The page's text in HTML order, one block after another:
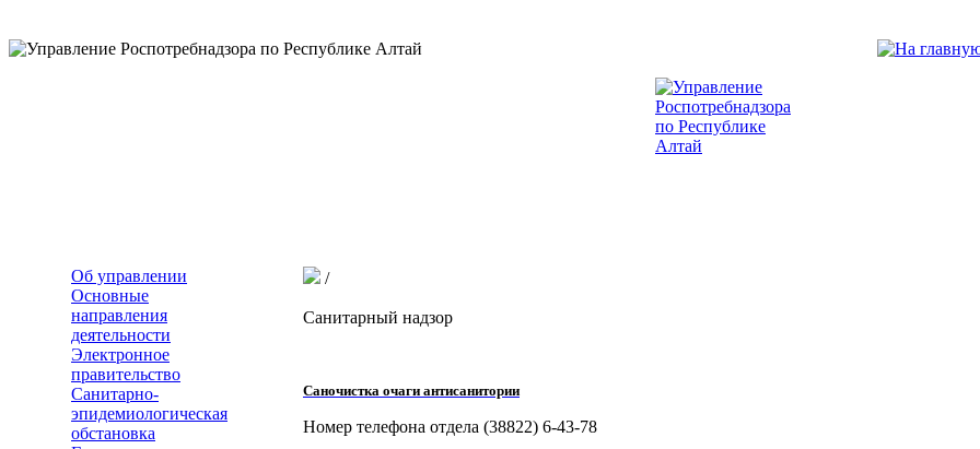
Об управлении
Основные
направления
деятельности
Электронное
правительство
Санитарно-
эпидемиологическая
обстановка
/
Санитарный надзор
Саночистка очаги антисанитории
Номер телефона отдела (38822) 6-43-78